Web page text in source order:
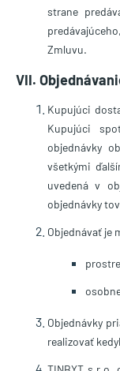
strane
Zmluvu.
VII.
Kupujúci
Kupujúci
objednávky
všetkými
uvedená v
objednávky
Objednávať je
Objednávky
realizovať